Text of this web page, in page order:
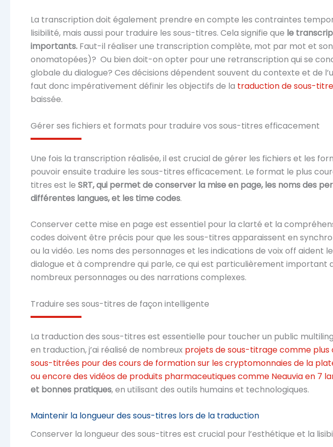
La transcription doit également prendre en compte les contraintes
lisibilité, mais aussi pour traduire les sous-titres. Cela signifie que le
importants. Faut-il réaliser une transcription complète, mot par mot et
onomatopées)? Ou bien doit-on opter pour une retranscription qui se
globale du dialogue? Ces décisions dépendent souvent du contexte et de
faut donc impérativement définir les objectifs de la traduction de sous-
baissée.
Gérer ses fichiers et formats pour traduire vos sous-titres efficacement
Une fois la transcription réalisée, il est crucial de gérer les fichiers et les
pouvoir ensuite traduire les sous-titres efficacement. Le format le plus
titres est le SRT, qui permet de conserver la mise en page, les noms des
différentes langues, et les time codes.
Conserver cette mise en page est essentiel pour la clarté et la
codes doivent être précis pour que les sous-titres apparaissent en
ou la vidéo. Les noms des personnages et les indications de voix off aident
dialogue et à comprendre qui parle, ce qui est particulièrement important
nombreux personnages ou des narrations complexes.
Traduire ses sous-titres de façon intelligente
La traduction des sous-titres est essentielle pour toucher un public
en traduction, j’ai réalisé de nombreux projets de sous-titrage comme plus
sous-titrées pour des cours de formation sur les cryptomonnaies de la
ou encore des vidéos de produits pharmaceutiques comme Neauvia en 7
et bonnes pratiques, en utilisant des outils humains et technologiques.
Maintenir la longueur des sous-titres lors de la traduction
Conserver la longueur des sous-titres est crucial pour l’esthétique et la